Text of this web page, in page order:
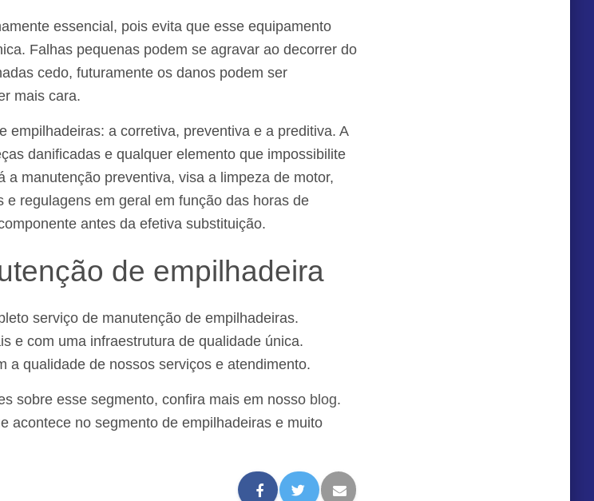
essencial, pois evita que esse equipamento
Falhas pequenas podem se agravar ao decorrer do
cedo, futuramente os danos podem ser
mais cara.
empilhadeiras: a corretiva, preventiva e a preditiva. A
danificadas e qualquer elemento que impossibilite
a manutenção preventiva, visa a limpeza de motor,
regulagens em geral em função das horas de
antes da efetiva substituição.
de empilhadeira
serviço de manutenção de empilhadeiras.
e com uma infraestrutura de qualidade única.
a qualidade de nossos serviços e atendimento.
sobre esse segmento, confira mais em nosso blog.
acontece no segmento de empilhadeiras e muito